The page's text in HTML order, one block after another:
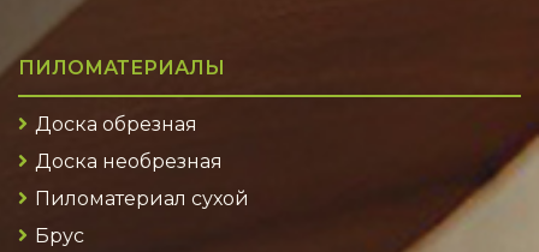
ПИЛОМАТЕРИАЛЫ
Доска обрезная
Доска необрезная
Пиломатериал сухой
Брус